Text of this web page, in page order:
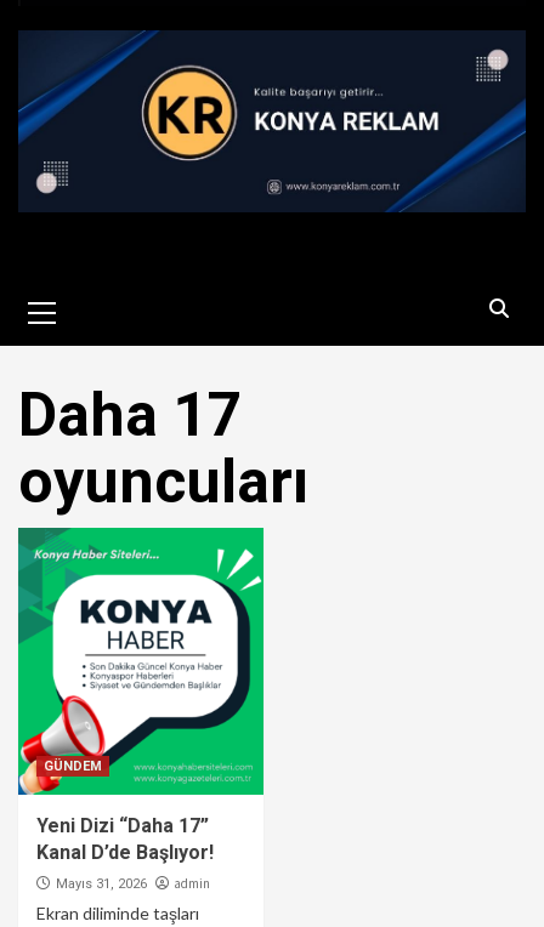
Menu
Daha 17
oyuncuları
GÜNDEM
Yeni Dizi “Daha 17”
Kanal D’de Başlıyor!
Mayıs 31, 2026 admin
Ekran diliminde taşları